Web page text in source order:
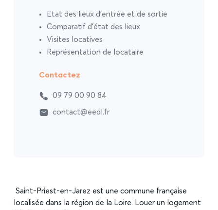
Saint-Priest-en-Jarez est une commune française
localisée dans la région de la Loire. Louer un logement
Etat des lieux d’entrée et de sortie
Comparatif d’état des lieux
Visites locatives
Représentation de locataire
Contactez
09 79 00 90 84
contact@eedl.fr